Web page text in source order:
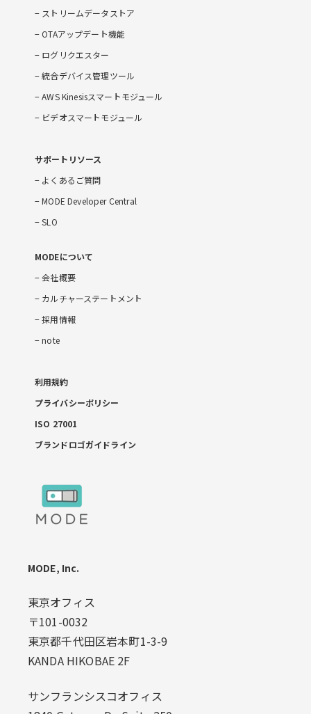
ストリームデータストア
OTAアップデート機能
ログリクエスター
統合デバイス管理ツール
AWS Kinesisスマートモジュール
ビデオスマートモジュール
サポートリソース
よくあるご質問
MODE Developer Central
SLO
MODEについて
会社概要
カルチャーステートメント
採用情報
note
利用規約
プライバシーポリシー
ISO 27001
ブランドロゴガイドライン
MODE, Inc.
東京オフィス
〒101-0032
東京都千代田区岩本町1-3-9
KANDA HIKOBAE 2F
サンフランシスコオフィス